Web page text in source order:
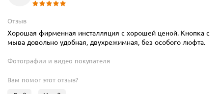
Отзыв
Хорошая фирменная инсталляция с хорошей ценой. Кнопка с
мыва довольно удобная, двухрежимная, без особого люфта.
Фотографии и видео покупателя
Вам помог этот отзыв?